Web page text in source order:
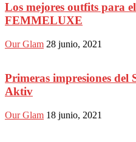
Los mejores outfits para
FEMMELUXE
Our Glam 28 junio, 2021
Primeras impresiones
Aktiv
Our Glam 18 junio, 2021